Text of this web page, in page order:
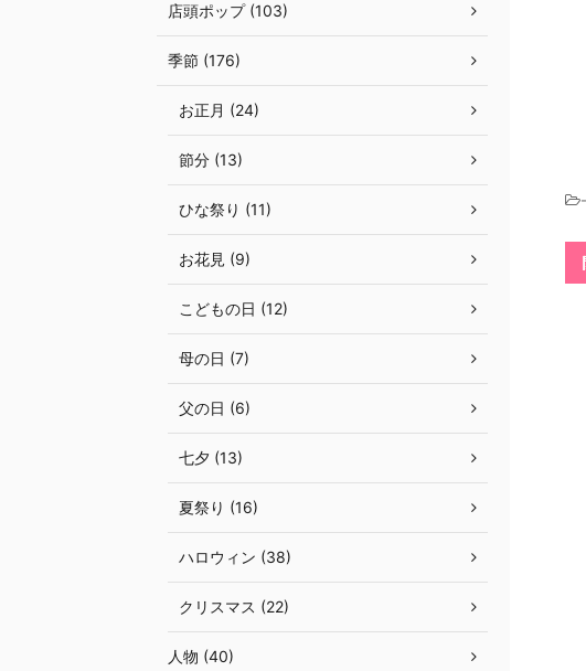
-
店頭ポップ (103)
季節 (176)
お正月 (24)
節分 (13)
ひな祭り (11)
お花見 (9)
こどもの日 (12)
母の日 (7)
父の日 (6)
七夕 (13)
夏祭り (16)
ハロウィン (38)
クリスマス (22)
人物 (40)